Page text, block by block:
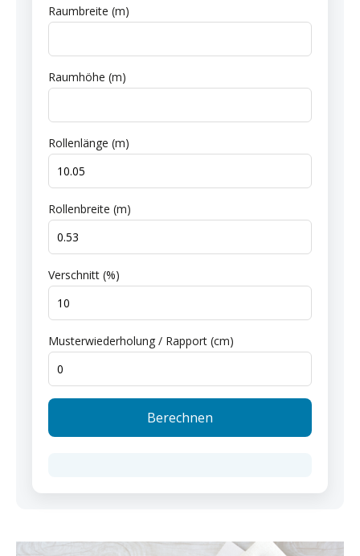
Raumbreite (m)
Raumhöhe (m)
Rollenlänge (m)
Rollenbreite (m)
Verschnitt (%)
Musterwiederholung / Rapport (cm)
Berechnen